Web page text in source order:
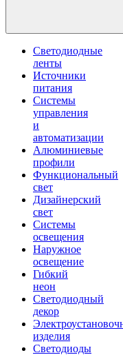
Светодиодные
ленты
Источники
питания
Системы
управления
и
автоматизации
Алюминиевые
профили
Функциональный
свет
Дизайнерский
свет
Системы
освещения
Наружное
освещение
Гибкий
неон
Светодиодный
декор
изделия
Светодиоды